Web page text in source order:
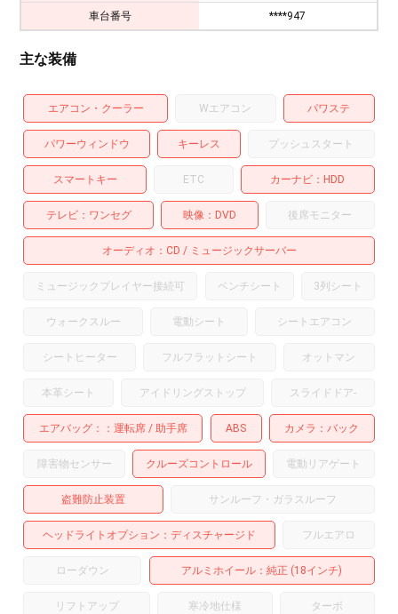
車台番号 ****947
主な装備
エアコン・クーラー Wエアコン パワステ
パワーウィンドウ キーレス プッシュスタート
スマートキー ETC カーナビ HDD
テレビ ワンセグ 映像 DVD 後席モニター
オーディオ CD ミュージックサーバー
ミュージックプレイヤー接続可 ベンチシート 3列シート
ウォークスルー 電動シート シートエアコン
シートヒーター フルフラットシート オットマン
本革シート アイドリングストップ スライドドア-
エアバッグ： 運転席 助手席 ABS カメラ バック
障害物センサー クルーズコントロール 電動リアゲート
盗難防止装置 サンルーフ・ガラスルーフ
ヘッドライトオプション ディスチャージド フルエアロ
ローダウン アルミホイール ：純正 (18インチ)
リフトアップ 寒冷地仕様 ターボ